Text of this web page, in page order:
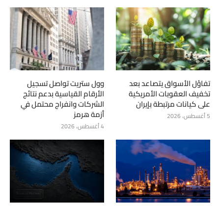
تفاؤل الأسواق يتصاعد بعد
تخفيف العقوبات الأمريكية
على كيانات مرتبطة بإيران
5 أغسطس، 2026
وول ستريت تواصل تسجيل
الأرقام القياسية بدعم نتائج
الشركات وانفراج محتمل في
أزمة هرمز
4 أغسطس، 2026